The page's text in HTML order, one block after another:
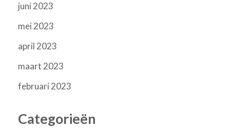
juni 2023
mei 2023
april 2023
maart 2023
februari 2023
Categorieën